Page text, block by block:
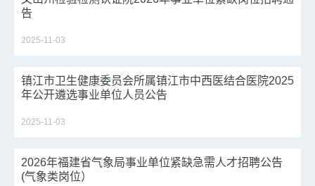
告
2025-11-03
镇江市卫生健康委员会所属镇江市中西医结合医院2025
年公开遴选事业单位人员公告
2025-11-03
2026年福建省气象局事业单位紧缺急需人才招聘公告
(气象类岗位）